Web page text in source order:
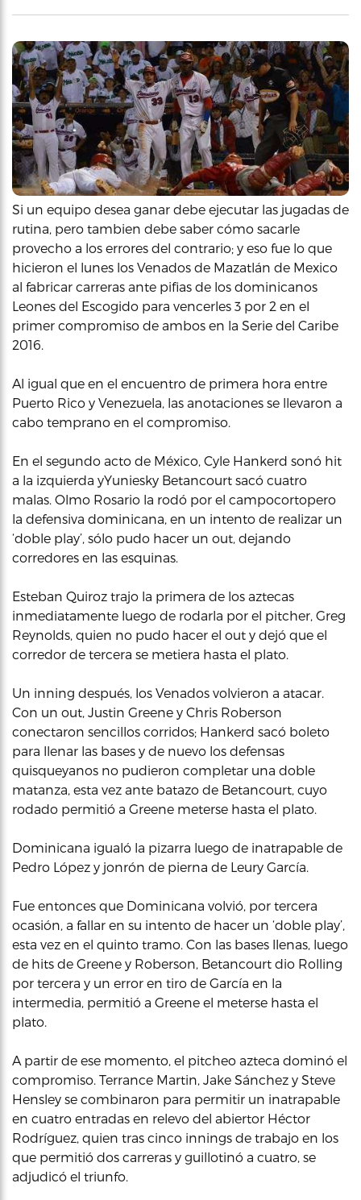
Si un equipo desea ganar debe ejecutar las jugadas de
rutina, pero tambien debe saber cómo sacarle
provecho a los errores del contrario; y eso fue lo que
hicieron el lunes los Venados de Mazatlán de Mexico
al fabricar carreras ante pifias de los dominicanos
Leones del Escogido para vencerles 3 por 2 en el
primer compromiso de ambos en la Serie del Caribe
2016.
Al igual que en el encuentro de primera hora entre
Puerto Rico y Venezuela, las anotaciones se llevaron a
cabo temprano en el compromiso.
En el segundo acto de México, Cyle Hankerd sonó hit
a la izquierda yYuniesky Betancourt sacó cuatro
malas. Olmo Rosario la rodó por el campocortopero
la defensiva dominicana, en un intento de realizar un
‘doble play’, sólo pudo hacer un out, dejando
corredores en las esquinas.
Esteban Quiroz trajo la primera de los aztecas
inmediatamente luego de rodarla por el pitcher, Greg
Reynolds, quien no pudo hacer el out y dejó que el
corredor de tercera se metiera hasta el plato.
Un inning después, los Venados volvieron a atacar.
Con un out, Justin Greene y Chris Roberson
conectaron sencillos corridos; Hankerd sacó boleto
para llenar las bases y de nuevo los defensas
quisqueyanos no pudieron completar una doble
matanza, esta vez ante batazo de Betancourt, cuyo
rodado permitió a Greene meterse hasta el plato.
Dominicana igualó la pizarra luego de inatrapable de
Pedro López y jonrón de pierna de Leury García.
Fue entonces que Dominicana volvió, por tercera
ocasión, a fallar en su intento de hacer un ‘doble play’,
esta vez en el quinto tramo. Con las bases llenas, luego
de hits de Greene y Roberson, Betancourt dio Rolling
por tercera y un error en tiro de García en la
intermedia, permitió a Greene el meterse hasta el
plato.
A partir de ese momento, el pitcheo azteca dominó el
compromiso. Terrance Martin, Jake Sánchez y Steve
Hensley se combinaron para permitir un inatrapable
en cuatro entradas en relevo del abiertor Héctor
Rodríguez, quien tras cinco innings de trabajo en los
que permitió dos carreras y guillotinó a cuatro, se
adjudicó el triunfo.